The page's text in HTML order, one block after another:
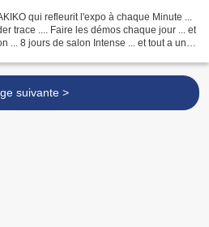
qui refleurit l'expo à chaque Minute ...
trace .... Faire les démos chaque jour ... et
... 8 jours de salon Intense ... et tout a une
suivante >